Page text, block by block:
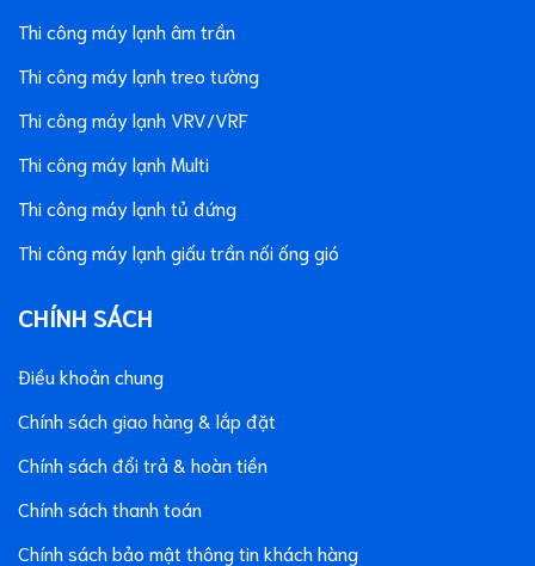
Thi công máy lạnh âm trần
Thi công máy lạnh treo tường
Thi công máy lạnh VRV/VRF
Thi công máy lạnh Multi
Thi công máy lạnh tủ đứng
Thi công máy lạnh giấu trần nối ống gió
CHÍNH SÁCH
Điều khoản chung
Chính sách giao hàng & lắp đặt
Chính sách đổi trả & hoàn tiền
Chính sách thanh toán
Chính sách bảo mật thông tin khách hàng